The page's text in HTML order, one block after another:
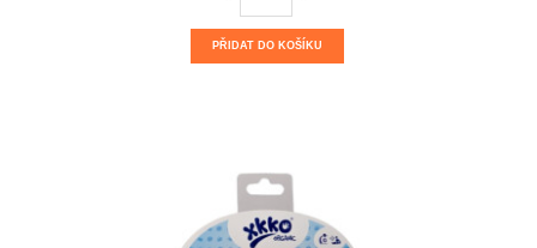
PŘIDAT DO KOŠÍKU